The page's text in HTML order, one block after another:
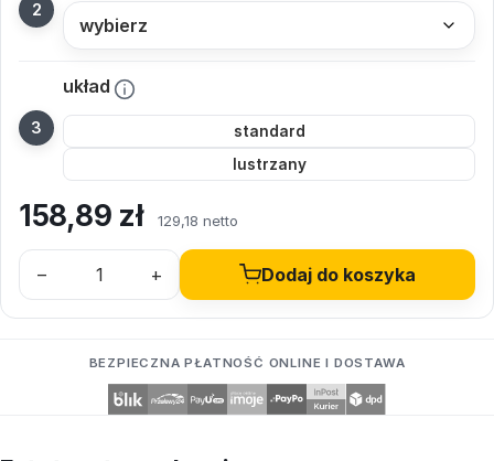
układ
standard
lustrzany
158,89 zł 129,18 netto
– + Dodaj do koszyka
BEZPIECZNA PŁATNOŚĆ ONLINE I DOSTAWA